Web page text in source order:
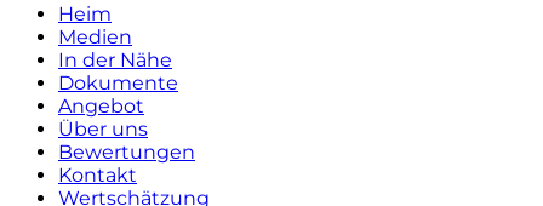
Heim
Medien
In der Nähe
Dokumente
Angebot
Über uns
Bewertungen
Kontakt
Wertschätzung